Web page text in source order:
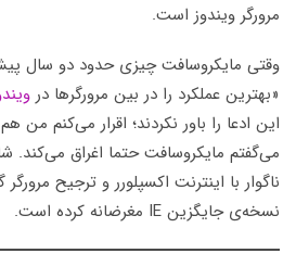
مرورگر ویندوز است.
وقتی مایکروسافت چیزی حدود دو سال پیش
«بهترین عملکرد را در بین مرورگرها در
این ادعا را باور نکردند؛ اقرار می‌کنم من
می‌گفتم مایکروسافت حتما اغراق می‌کند.
ناگوار با اینترنت اکسپلورر و ترجیح
نسخه‌ی جایگزین IE مغرضانه کرده است.